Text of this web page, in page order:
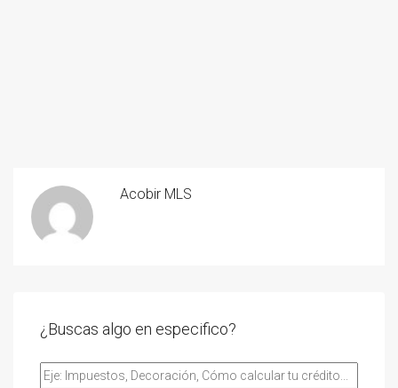
Acobir MLS
¿Buscas algo en especifico?